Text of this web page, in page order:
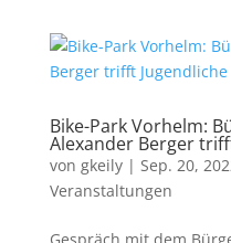
Bike-Park Vorhelm:
Alexander Berger
von gkeily| Sep. 20,
Veranstaltungen